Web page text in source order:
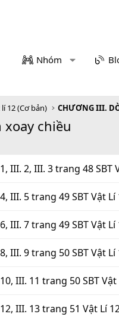
Nhóm
12 (Cơ bản) CHƯƠNG III.
chiều
III. 2, III. 3 trang 48 SBT
III. 5 trang 49 SBT Vật Lí
III. 7 trang 49 SBT Vật Lí
III. 9 trang 50 SBT Vật Lí
III. 11 trang 50 SBT Vật
III. 13 trang 51 Vật Lí